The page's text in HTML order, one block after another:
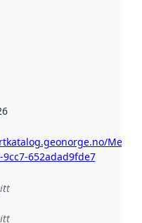
9cc7-652adad9fde7